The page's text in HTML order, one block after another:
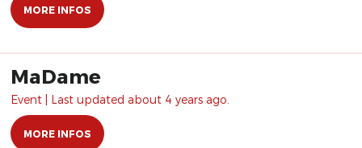
MORE INFOS
MaDame
Event | Last updated about 4 years ago.
MORE INFOS